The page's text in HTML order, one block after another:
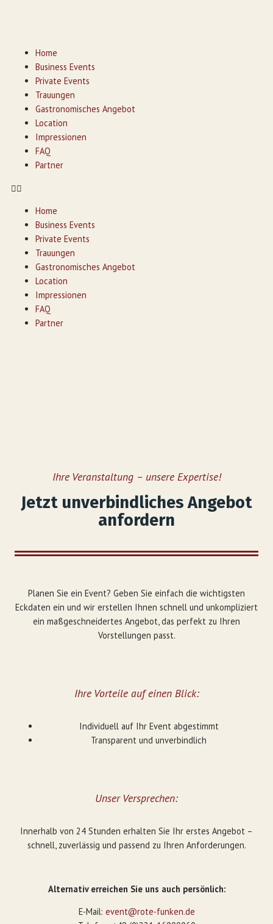
Home
Business Events
Private Events
Trauungen
Gastronomisches Angebot
Location
Impressionen
FAQ
Partner
Home
Business Events
Private Events
Trauungen
Gastronomisches Angebot
Location
Impressionen
FAQ
Partner
Ihre Veranstaltung – unsere Expertise!
Jetzt unverbindliches Angebot
anfordern
Planen Sie ein Event? Geben Sie einfach die wichtigsten
Eckdaten ein und wir erstellen Ihnen schnell und unkompliziert
ein maßgeschneidertes Angebot, das perfekt zu Ihren
Vorstellungen passt.
Ihre Vorteile auf einen Blick:
Individuell auf Ihr Event abgestimmt
Transparent und unverbindlich
Unser Versprechen:
Innerhalb von 24 Stunden erhalten Sie Ihr erstes Angebot –
schnell, zuverlässig und passend zu Ihren Anforderungen.
Alternativ erreichen Sie uns auch persönlich:
E-Mail: event@rote-funken.de